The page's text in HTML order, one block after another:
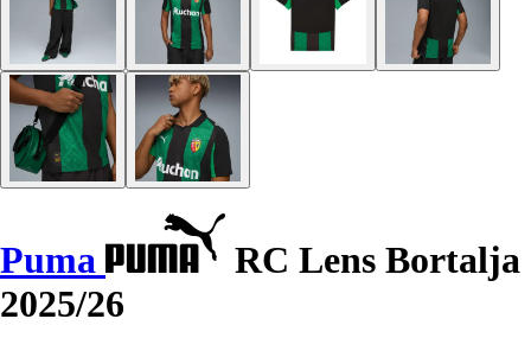
Puma
RC Lens Bortalja
2025/26